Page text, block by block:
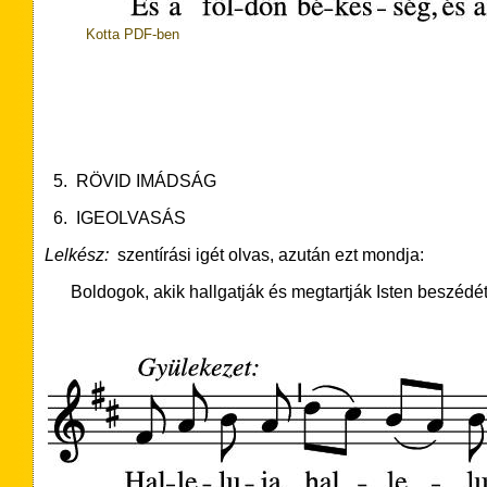
Kotta PDF-ben
5. RÖVID IMÁDSÁG
6. IGEOLVASÁS
Lelkész: szentírási igét olvas, azután ezt mondja:
Boldogok, akik hallgatják és megtartják Isten